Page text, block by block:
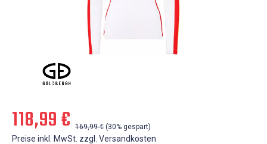
118,99 € 169,99 € (30% gespart)
Preise inkl. MwSt. zzgl. Versandkosten